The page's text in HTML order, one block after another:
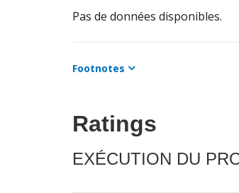
Pas de données disponibles.
Footnotes
Ratings
EXÉCUTION DU